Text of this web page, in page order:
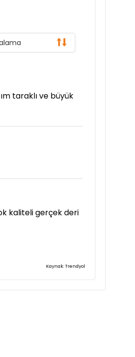
taraklı ve büyük
kaliteli gerçek deri
Kaynak: Trendyol